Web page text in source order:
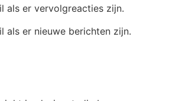
als er vervolgreacties zijn.
als er nieuwe berichten zijn.